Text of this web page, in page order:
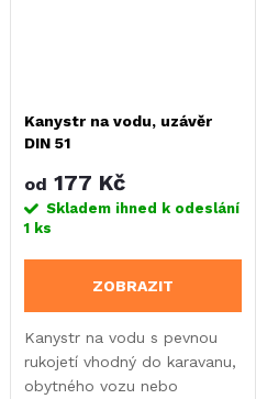
Kanystr na vodu, uzávěr
DIN 51
od 177 Kč
Skladem ihned k odeslání
1 ks
ZOBRAZIT
Kanystr na vodu s pevnou
rukojetí vhodný do karavanu,
obytného vozu nebo